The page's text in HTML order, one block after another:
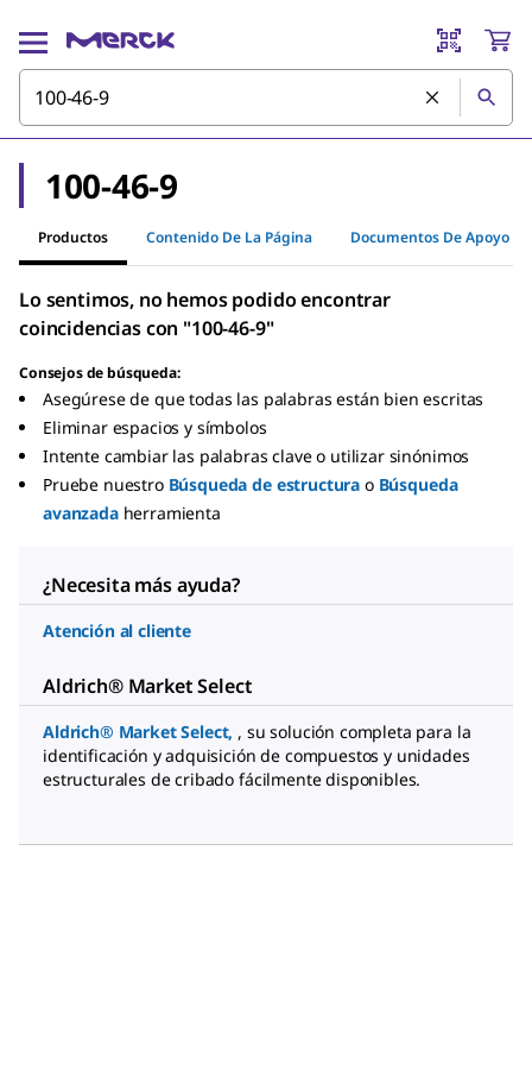
100-46-9
Productos Contenido De La Página Documentos De Apoyo
Lo sentimos, no hemos podido encontrar
coincidencias con "100-46-9"
Consejos de búsqueda:
Asegúrese de que todas las palabras están bien escritas
Eliminar espacios y símbolos
Intente cambiar las palabras clave o utilizar sinónimos
Pruebe nuestro Búsqueda de estructura o Búsqueda
avanzada herramienta
¿Necesita más ayuda?
Atención al cliente
Aldrich® Market Select
Aldrich® Market Select, , su solución completa para la
identificación y adquisición de compuestos y unidades
estructurales de cribado fácilmente disponibles.